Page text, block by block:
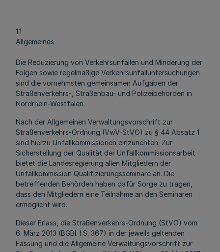
1.1
Allgemeines
Die Reduzierung von Verkehrsunfällen und Minderung der
Folgen sowie regelmäßige Verkehrsunfalluntersuchungen
sind die vornehmsten gemeinsamen Aufgaben der
Straßenverkehrs-, Straßenbau- und Polizeibehörden in
Nordrhein-Westfalen.
Nach der Allgemeinen Verwaltungsvorschrift zur
Straßenverkehrs-Ordnung (VwV-StVO) zu § 44 Absatz 1
sind hierzu Unfallkommissionen einzurichten. Zur
Sicherstellung der Qualität der Unfallkommissionsarbeit
bietet die Landesregierung allen Mitgliedern der
Unfallkommission Qualifizierungsseminare an. Die
betreffenden Behörden haben dafür Sorge zu tragen,
dass den Mitgliedern eine Teilnahme an den Seminaren
ermöglicht wird.
Dieser Erlass, die Straßenverkehrs-Ordnung (StVO) vom
6. März 2013 (BGBl. I S. 367) in der jeweils geltenden
Fassung und die Allgemeine Verwaltungsvorschrift zur